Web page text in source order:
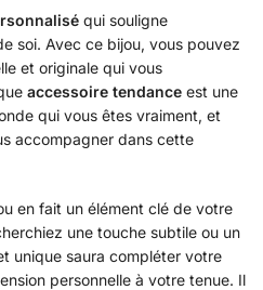
qui souligne
soi. Avec ce bijou, vous pouvez
et originale qui vous
accessoire tendance est une
qui vous êtes vraiment, et
accompagner dans cette
en fait un élément clé de votre
une touche subtile ou un
unique saura compléter votre
personnelle à votre tenue. Il